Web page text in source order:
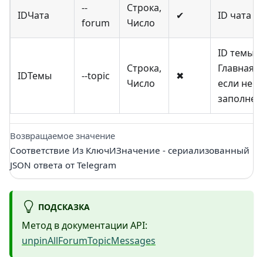
IDЧата
--
forum
Строка,
Число
✔ ID чата
IDТемы --topic
Строка,
Число
✖
ID темы.
Главная,
если не
Возвращаемое значение
Соответствие Из КлючИЗначение - сериализованный
JSON ответа от Telegram
ПОДСКАЗКА
Метод в документации API:
unpinAllForumTopicMessages